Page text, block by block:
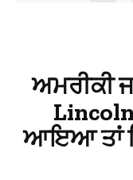
ਅਮਰੀਕੀ
ਆਇਆ ਤਾਂ